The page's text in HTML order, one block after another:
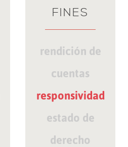
FINES
rendición de
cuentas
responsividad
estado de
derecho